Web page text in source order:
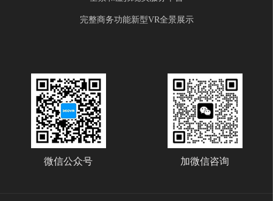
完整商务功能新型VR全景展示
微信公众号 加微信咨询